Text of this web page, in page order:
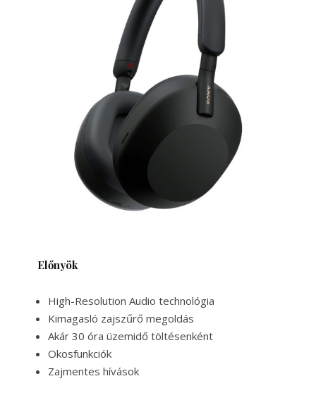
Előnyök
High-Resolution Audio technológia
Kimagasló zajszűrő megoldás
Akár 30 óra üzemidő töltésenként
Okosfunkciók
Zajmentes hívások